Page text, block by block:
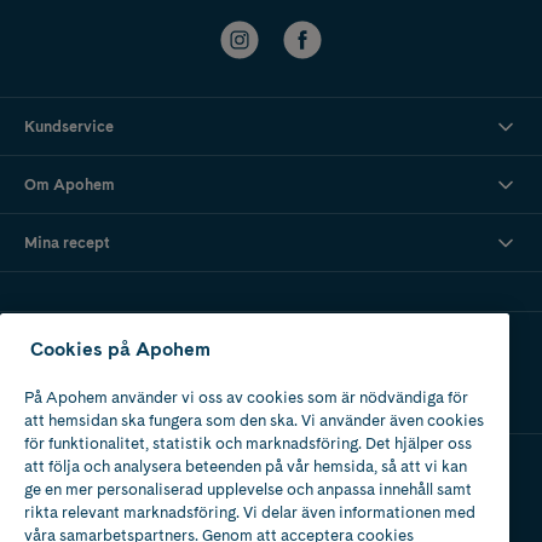
Kundservice
Om Apohem
Mina recept
Ladda ner vår app
Apotek med tillstånd
av Läkemedelsverket
Cookies på Apohem
På Apohem använder vi oss av cookies som är nödvändiga för
att hemsidan ska fungera som den ska. Vi använder även cookies
för funktionalitet, statistik och marknadsföring. Det hjälper oss
att följa och analysera beteenden på vår hemsida, så att vi kan
ge en mer personaliserad upplevelse och anpassa innehåll samt
rikta relevant marknadsföring. Vi delar även informationen med
våra samarbetspartners. Genom att acceptera cookies